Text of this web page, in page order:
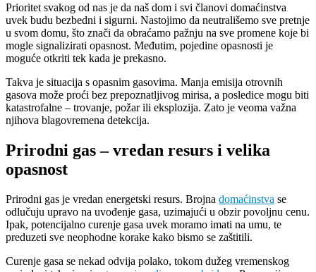
Prioritet svakog od nas je da naš dom i svi članovi domaćinstva
uvek budu bezbedni i sigurni. Nastojimo da neutrališemo sve pretnje
u svom domu, što znači da obraćamo pažnju na sve promene koje bi
mogle signalizirati opasnost. Međutim, pojedine opasnosti je
moguće otkriti tek kada je prekasno.
Takva je situacija s opasnim gasovima. Manja emisija otrovnih
gasova može proći bez prepoznatljivog mirisa, a posledice mogu biti
katastrofalne – trovanje, požar ili eksplozija. Zato je veoma važna
njihova blagovremena detekcija.
Prirodni gas – vredan resurs i velika
opasnost
Prirodni gas je vredan energetski resurs. Brojna domaćinstva se
odlučuju upravo na uvođenje gasa, uzimajući u obzir povoljnu cenu.
Ipak, potencijalno curenje gasa uvek moramo imati na umu, te
preduzeti sve neophodne korake kako bismo se zaštitili.
Curenje gasa se nekad odvija polako, tokom dužeg vremenskog